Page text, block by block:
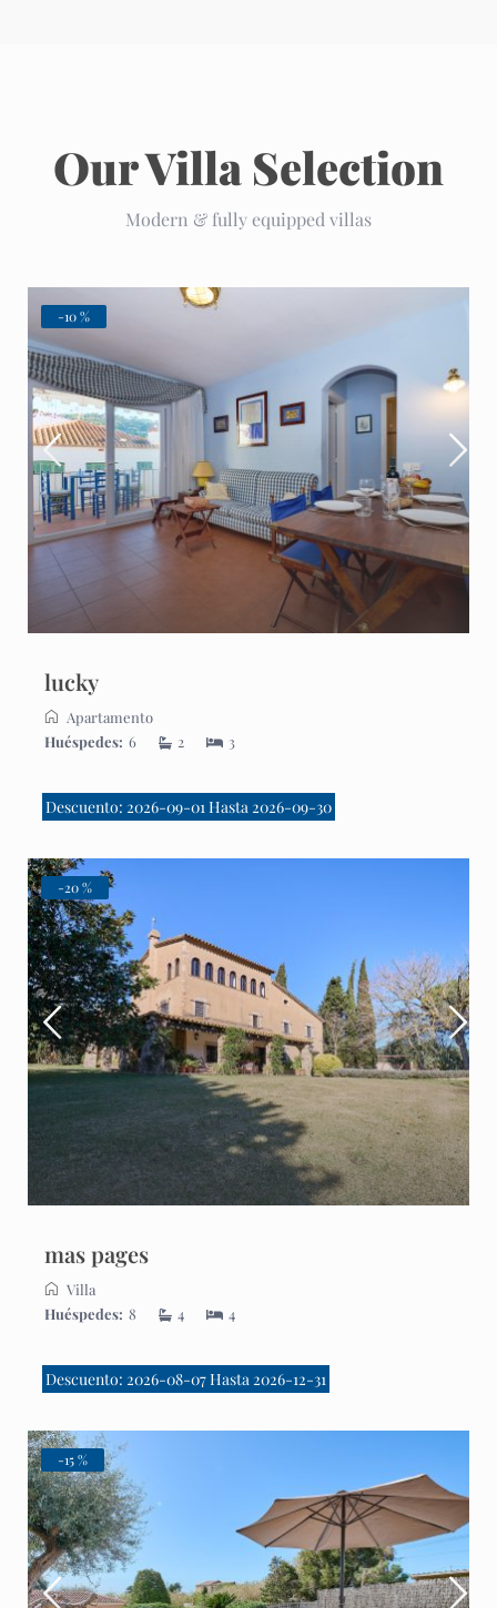
Our Villa Selection
Modern & fully equipped villas
-10 %
lucky
Apartamento
Huéspedes: 6 2 3
Descuento: 2026-09-01 Hasta 2026-09-30
-20 %
mas pages
Villa
Huéspedes: 8 4 4
Descuento: 2026-08-07 Hasta 2026-12-31
-15 %